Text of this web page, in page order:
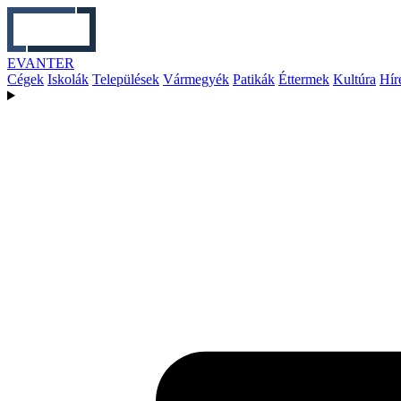
EVANTER
Cégek Iskolák Települések Vármegyék Patikák Éttermek Kultúra